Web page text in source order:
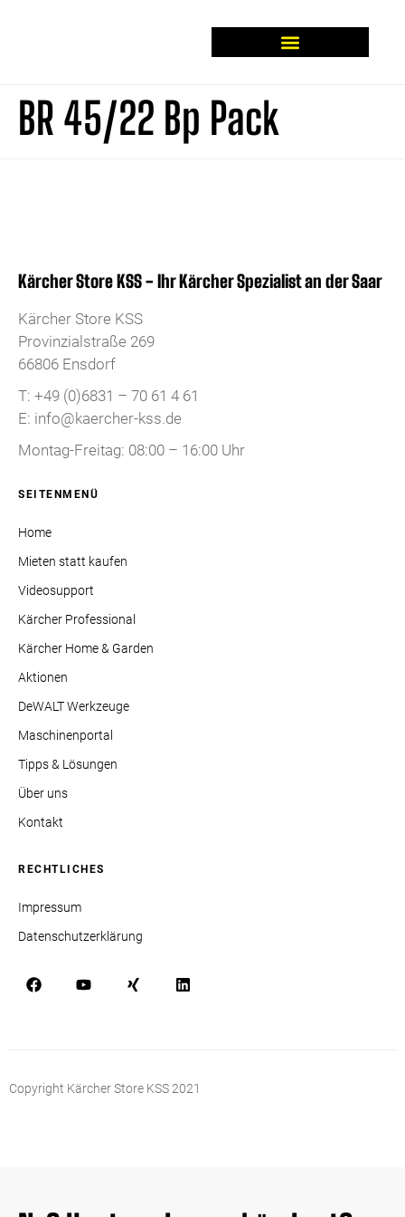
BR 45/22 Bp Pack
Kärcher Store KSS - Ihr Kärcher Spezialist an der Saar
Kärcher Store KSS
Provinzialstraße 269
66806 Ensdorf
T: +49 (0)6831 – 70 61 4 61
E: info@kaercher-kss.de
Montag-Freitag: 08:00 – 16:00 Uhr
SEITENMENÜ
Home
Mieten statt kaufen
Videosupport
Kärcher Professional
Kärcher Home & Garden
Aktionen
DeWALT Werkzeuge
Maschinenportal
Tipps & Lösungen
Über uns
Kontakt
RECHTLICHES
Impressum
Datenschutzerklärung
Copyright Kärcher Store KSS 2021